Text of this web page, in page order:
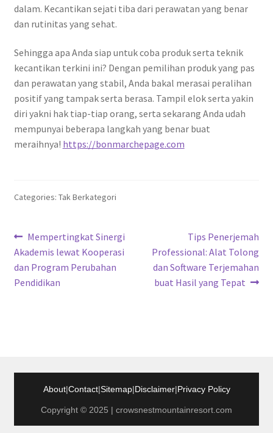
dalam. Kecantikan sejati tiba dari perawatan yang benar
dan rutinitas yang sehat.
Sehingga apa Anda siap untuk coba produk serta teknik
kecantikan terkini ini? Dengan pemilihan produk yang pas
dan perawatan yang stabil, Anda bakal merasai peralihan
positif yang tampak serta berasa. Tampil elok serta yakin
diri yakni hak tiap-tiap orang, serta sekarang Anda udah
mempunyai beberapa langkah yang benar buat
meraihnya! https://bonmarchepage.com
Categories: Tak Berkategori
Navigasi
pos
Previous
post:
Mempertingkat Sinergi
Akademis lewat Kooperasi
dan Program Perubahan
Pendidikan
Next
post:
Tips Penerjemah
Professional: Alat Tolong
dan Software Terjemahan
buat Hasil yang Tepat
About|Contact|Sitemap|Disclaimer|Privacy Policy
Copyright © 2025 | crowsnestmountainresort.com